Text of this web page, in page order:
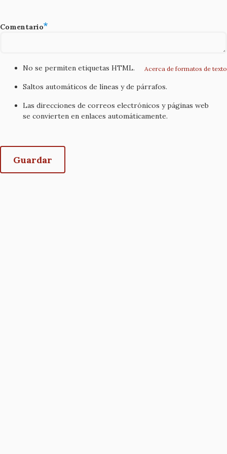
Comentario
Acerca de formatos de texto
No se permiten etiquetas HTML.
Saltos automáticos de líneas y de párrafos.
Las direcciones de correos electrónicos y páginas web
se convierten en enlaces automáticamente.